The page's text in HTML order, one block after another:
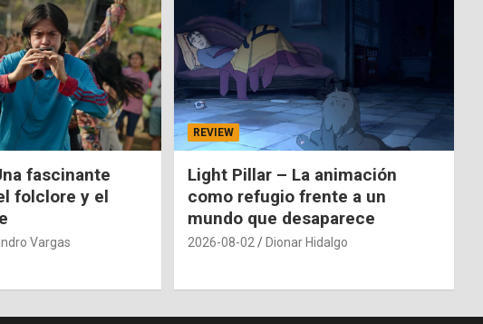
fascinante
folclore y el
Vargas
REVIEW
Light Pillar – La animación
como refugio frente a un
mundo que desaparece
2026-08-02 Dionar Hidalgo